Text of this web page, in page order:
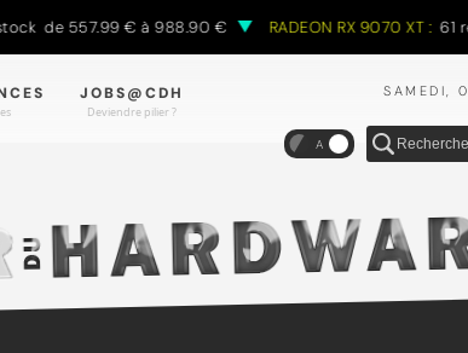
557.99 € à 988.90 € RADEON RX 9070 XT : 61 refs en
SAMEDI,
JOBS@CDH
Deviendre pilier ?
A